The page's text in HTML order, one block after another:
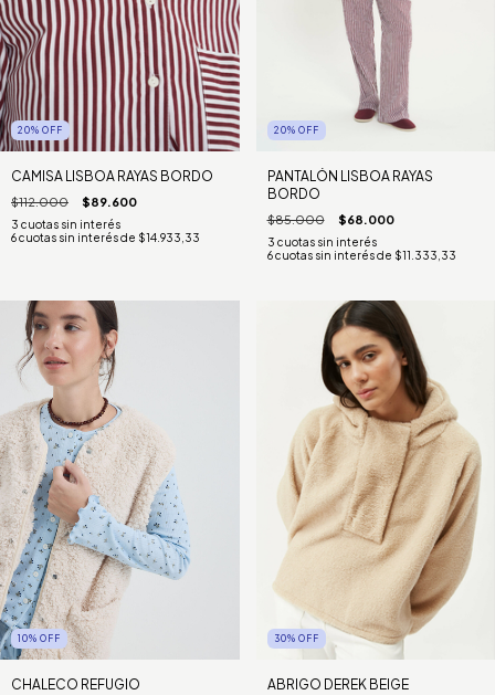
20% OFF
CAMISA LISBOA RAYAS BORDO
$112.000 $89.600
6cuotas sin interés de $14.933,33
20% OFF
PANTALÓN LISBOA RAYAS
BORDO
$85.000 $68.000
6 cuotas sin interés de $11.333,33
10% OFF
CHALECO REFUGIO
30% OFF
ABRIGO DEREK BEIGE